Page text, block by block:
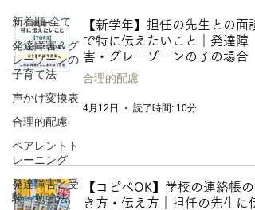
新着順-全て
発達障害＆グ
レーゾーンの
子育て法
声かけ変換表
合理的配慮
ペアレントト
レーニング
発達障害と受
験・勉強法
【新学年】担任の先生との面談
で特に伝えたいこと｜発達障
害・グレーゾーンの子の場合
合理的配慮
4月12日 読了時間: 10分
【コピペOK】学校の連絡帳の
き方・伝え方｜担任の先生に伝